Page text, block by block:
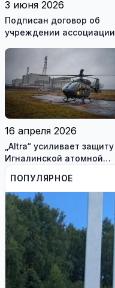
3 июня 2026
Подписан договор об
учреждении ассоциации
16 апреля 2026
„Altra“ усиливает защиту
Игналинской атомной
электростанции и
оценивает новые риски
ПОПУЛЯРНОЕ